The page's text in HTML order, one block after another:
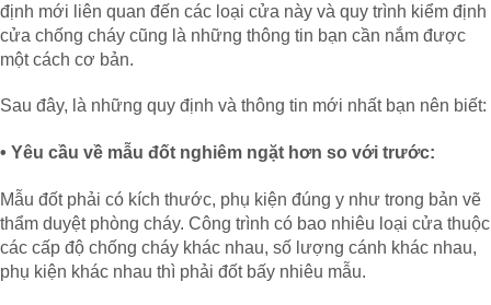
định mới liên quan đến các loại cửa này và quy trình kiểm định
cửa chống cháy cũng là những thông tin bạn cần nắm được
một cách cơ bản.
Sau đây, là những quy định và thông tin mới nhất bạn nên biết:
• Yêu cầu về mẫu đốt nghiêm ngặt hơn so với trước:
Mẫu đốt phải có kích thước, phụ kiện đúng y như trong bản vẽ
thẩm duyệt phòng cháy. Công trình có bao nhiêu loại cửa thuộc
các cấp độ chống cháy khác nhau, số lượng cánh khác nhau,
phụ kiện khác nhau thì phải đốt bấy nhiêu mẫu.